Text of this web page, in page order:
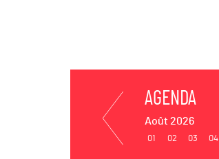
AGENDA
Août 2026
01 02 03 04